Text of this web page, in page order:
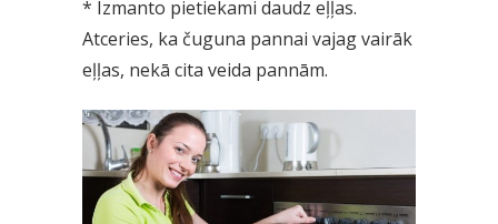
* Izmanto pietiekami daudz eļļas.
Atceries, ka čuguna pannai vajag vairāk
eļļas, nekā cita veida pannām.